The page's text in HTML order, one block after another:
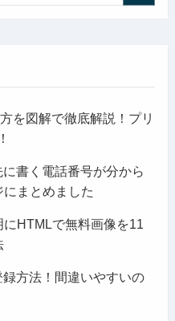
を図解で徹底解説！プリ
書く電話番号が分から
まとめました
HTMLで無料画像を11
方法！間違いやすいの